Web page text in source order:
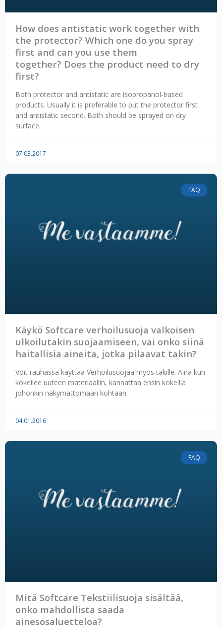
How does antistatic work together with
the protector? Which one do you spray
first and can you use them
together? Does the product need to dry
first?
Both protector and antistatic are isopropanol-based
products. Usually it is preferable to put the protector first
and antistatic second. Both should be sprayed on dry
surface.
07.03.2017
FAQ
Käykö Softcare verhoilusuoja valkoisen
ulkoilutakin suojaamiseen, vai onko siinä
haitallisia aineita, jotka pilaavat takin?
Voit rauhassa käyttää Verhoilusuojaa myös takille. Aina kun
kokeilee uuteen materiaaliin, kannattaa ensin kokeilla
johonkin näkymättömään kohtaan.
04.01.2016
FAQ
Mitä Softcare Tekstiilisuoja sisältää,
onko mahdollista saada
ainesosaluetteloa?